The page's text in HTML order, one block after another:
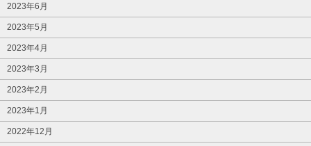
2023年6月
2023年5月
2023年4月
2023年3月
2023年2月
2023年1月
2022年12月